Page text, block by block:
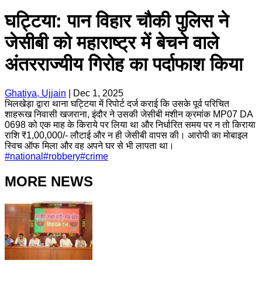
घट्टिया: पान विहार चौकी पुलिस ने
जेसीबी को महाराष्ट्र में बेचने वाले
अंतरराज्यीय गिरोह का पर्दाफाश किया
Ghatiya, Ujjain
Dec 1, 2025
भिलखेड़ा द्वारा थाना घट्टिया में रिपोर्ट दर्ज कराई कि उसके पूर्व परिचित
शाहरूख निवासी खजराना, इंदौर ने उसकी जेसीबी मशीन क्रमांक MP07 DA
0698 को एक माह के किराये पर लिया था और निर्धारित समय पर न तो किराया
राशि ₹1,00,000/- लौटाई और न ही जेसीबी वापस की। आरोपी का मोबाइल
स्विच ऑफ मिला और वह अपने घर से भी लापता था।
#national #robbery#crime
MORE NEWS